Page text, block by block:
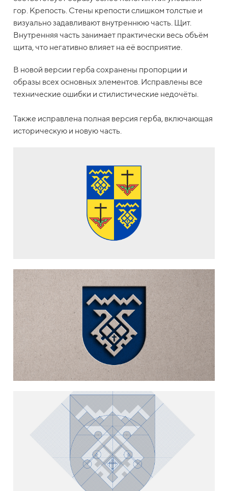
гор. Крепость. Стены крепости слишком толстые и
визуально задавливают внутреннюю часть. Щит.
Внутренняя часть занимает практически весь объём
щита, что негативно влияет на её восприятие.
В новой версии герба сохранены пропорции и
образы всех основных элементов. Исправлены все
технические ошибки и стилистические недочёты.
Также исправлена полная версия герба, включающая
историческую и новую часть.